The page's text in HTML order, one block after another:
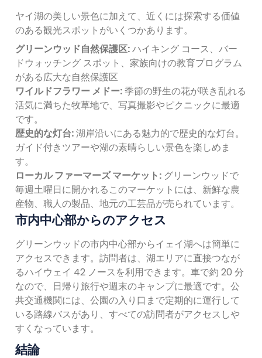
ヤイ湖の美しい景色に加えて、近くには探索する価値
のある観光スポットがいくつかあります。
グリーンウッド自然保護区:ハイキング コース、バー
ドウォッチング スポット、家族向けの教育プログラム
がある広大な自然保護区
ワイルドフラワー メドー:季節の野生の花が咲き乱れる
活気に満ちた牧草地で、写真撮影やピクニックに最適
です。
歴史的な灯台:湖岸沿いにある魅力的で歴史的な灯台。
ガイド付きツアーや湖の素晴らしい景色を楽しめま
す。
ローカル ファーマーズ マーケット: グリーンウッドで
毎週土曜日に開かれるこのマーケットには、新鮮な農
産物、職人の製品、地元の工芸品が売られています。
市内中心部からのアクセス
グリーンウッドの市内中心部からイェイ湖へは簡単に
アクセスできます。訪問者は、湖エリアに直接つなが
るハイウェイ 42 ノースを利用できます。車で約 20 分
なので、日帰り旅行や週末のキャンプに最適です。公
共交通機関には、公園の入り口まで定期的に運行して
いる路線バスがあり、すべての訪問者がアクセスしや
すくなっています。
結論